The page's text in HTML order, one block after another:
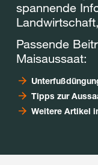
spannende
Passende
Maisaussaat:
Tipps zur
Weitere Artikel